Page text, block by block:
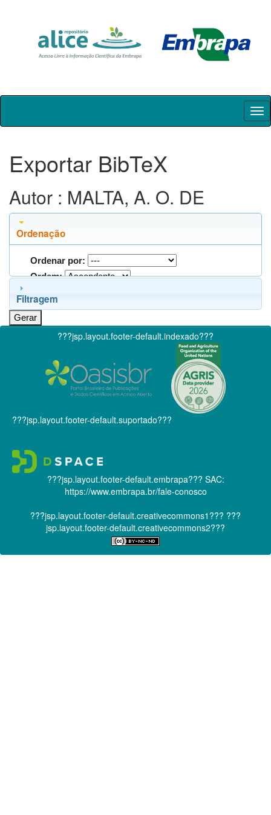
Skip
Exportar BibTeX
Autor : MALTA, A. O. DE
Ordenação
Ordenar por:
Ordem:
Filtragem
???jsp.layout.footer-default.indexado???
???jsp.layout.footer-default.suportado???
???jsp.layout.footer-default.embrapa??? SAC:
https://www.embrapa.br/fale-conosco
???jsp.layout.footer-default.creativecommons1??? ???
jsp.layout.footer-default.creativecommons2???